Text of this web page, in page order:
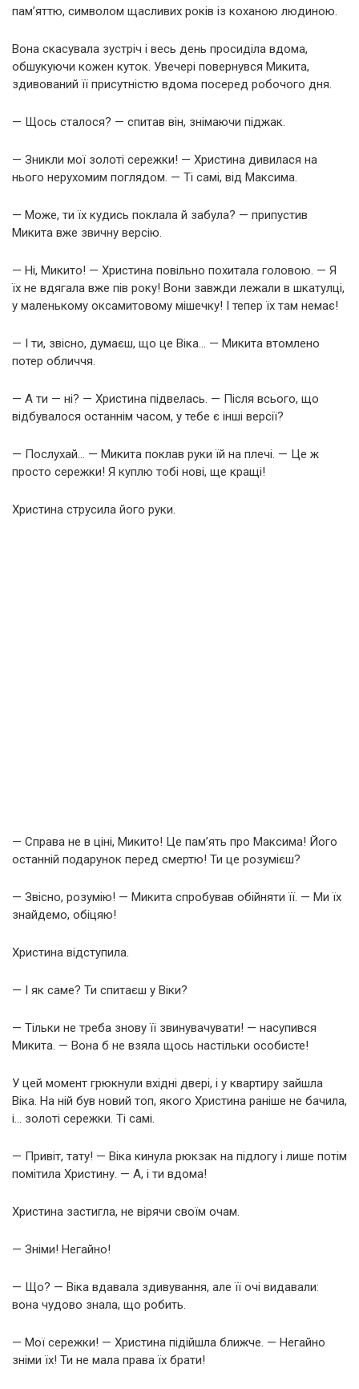
пам’яттю, символом щасливих років із коханою людиною.
Вона скасувала зустріч і весь день просиділа вдома,
обшукуючи кожен куток. Увечері повернувся Микита,
здивований її присутністю вдома посеред робочого дня.
— Щось сталося? — спитав він, знімаючи піджак.
— Зникли мої золоті сережки! — Христина дивилася на
нього нерухомим поглядом. — Ті самі, від Максима.
— Може, ти їх кудись поклала й забула? — припустив
Микита вже звичну версію.
— Ні, Микито! — Христина повільно похитала головою. — Я
їх не вдягала вже пів року! Вони завжди лежали в шкатулці,
у маленькому оксамитовому мішечку! І тепер їх там немає!
— І ти, звісно, думаєш, що це Віка… — Микита втомлено
потер обличчя.
— А ти — ні? — Христина підвелась. — Після всього, що
відбувалося останнім часом, у тебе є інші версії?
— Послухай… — Микита поклав руки їй на плечі. — Це ж
просто сережки! Я куплю тобі нові, ще кращі!
Христина струсила його руки.
— Справа не в ціні, Микито! Це пам’ять про Максима! Його
останній подарунок перед смертю! Ти це розумієш?
— Звісно, розумію! — Микита спробував обійняти її. — Ми їх
знайдемо, обіцяю!
Христина відступила.
— І як саме? Ти спитаєш у Віки?
— Тільки не треба знову її звинувачувати! — насупився
Микита. — Вона б не взяла щось настільки особисте!
У цей момент грюкнули вхідні двері, і у квартиру зайшла
Віка. На ній був новий топ, якого Христина раніше не бачила,
і… золоті сережки. Ті самі.
— Привіт, тату! — Віка кинула рюкзак на підлогу і лише потім
помітила Христину. — А, і ти вдома!
Христина застигла, не вірячи своїм очам.
— Зніми! Негайно!
— Що? — Віка вдавала здивування, але її очі видавали:
вона чудово знала, що робить.
— Мої сережки! — Христина підійшла ближче. — Негайно
зніми їх! Ти не мала права їх брати!